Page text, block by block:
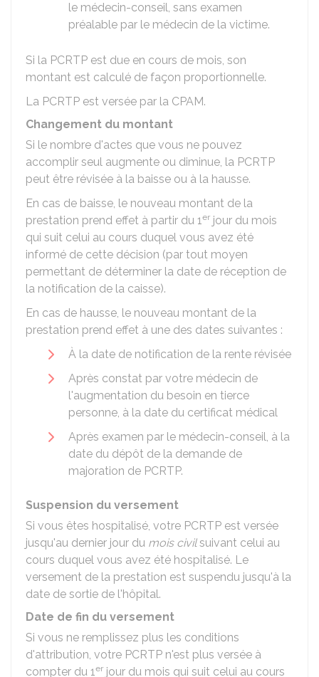
le médecin-conseil, sans examen
préalable par le médecin de la victime.
Si la PCRTP est due en cours de mois, son
montant est calculé de façon proportionnelle.
La PCRTP est versée par la CPAM.
Changement du montant
Si le nombre d'actes que vous ne pouvez
accomplir seul augmente ou diminue, la PCRTP
peut être révisée à la baisse ou à la hausse.
En cas de baisse, le nouveau montant de la
prestation prend effet à partir du 1er jour du mois
qui suit celui au cours duquel vous avez été
informé de cette décision (par tout moyen
permettant de déterminer la date de réception de
la notification de la caisse).
En cas de hausse, le nouveau montant de la
prestation prend effet à une des dates suivantes :
À la date de notification de la rente révisée
Après constat par votre médecin de
l'augmentation du besoin en tierce
personne, à la date du certificat médical
Après examen par le médecin-conseil, à la
date du dépôt de la demande de
majoration de PCRTP.
Suspension du versement
Si vous êtes hospitalisé, votre PCRTP est versée
jusqu'au dernier jour du mois civilsuivant celui au
cours duquel vous avez été hospitalisé. Le
versement de la prestation est suspendu jusqu'à la
date de sortie de l'hôpital.
Date de fin du versement
Si vous ne remplissez plus les conditions
d'attribution, votre PCRTP n'est plus versée à
compter du 1er jour du mois qui suit celui au cours